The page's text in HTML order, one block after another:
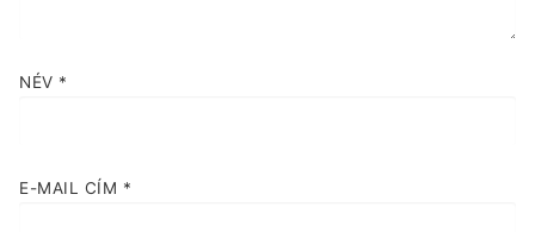
NÉV *
E-MAIL CÍM *